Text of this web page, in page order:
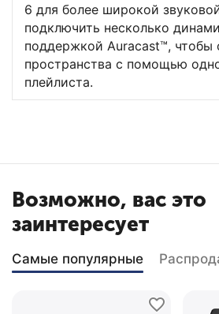
6 для более широкой
подключить несколько
поддержкой Auracast™, чтобы
пространства с помощью
плейлиста.
Возможно, вас это
заинтересует
Самые популярные